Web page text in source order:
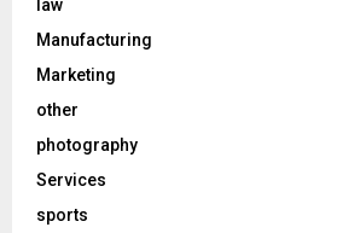
law
Manufacturing
Marketing
other
photography
Services
sports